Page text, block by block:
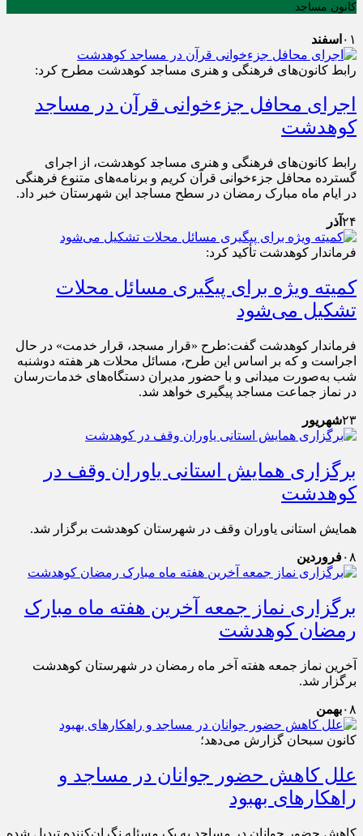
کانون مساجد
۰۱ اسفند
رابط کانون‌های فرهنگی و هنری مساجد کوهدشت مطرح کرد:
اجرای محافل جزءخوانی قرآن در مساجد
کوهدشت
رابط کانون‌های فرهنگی و هنری مساجد کوهدشت، از اجرای
گسترده محافل جزءخوانی قرآن کریم و برنامه‌های متنوع فرهنگی
در ایام ماه مبارک رمضان در سطح مساجد این شهرستان خبر داد.
۲۴ آذر
فرماندار کوهدشت تأکید کرد:
کمیته ویژه برای پیگیری مسائل محلات
تشکیل می‌شود
فرماندار کوهدشت گفت:طرح «قرار مسجد، قرار خدمت» در حال
اجراست و که بر اساس این طرح، مسائل محلات هر هفته دوشنبه
شب به‌صورت میدانی و با حضور مدیران دستگاه‌های خدمات‌رسان
در نماز جماعت مساجد پیگیری خواهد شد.
۲۳شهریور
برگزاری همایش استانی یاوران وقف در
کوهدشت
همایش استانی یاوران وقف در شهرستان کوهدشت برگزار شد.
۰۸فروردین
برگزاری نماز جمعه آخرین هفته ماه مبارک
رمضان کوهدشت
آخرین نماز جمعه هفته آخر ماه رمضان در شهرستان کوهدشت
برگزار شد.
۰۸بهمن
کانون سبحان گزارش می‌دهد؛
علل کاهش حضور جوانان در مساجد و
راهکارهای بهبود
کاهش حضور جوانان در مساجد به یک مسئله نگران‌کننده تبدیل شده